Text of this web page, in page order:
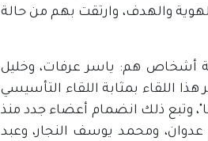
والهدف، وارتقت بهم من حالة
حيث تم عقد لقاء ضم ستة أشخاص هم: ياسر عرفات، وخليل
هذا اللقاء بمثابة اللقاء التأسيسي
وتبع ذلك انضمام أعضاء جدد منذ
عدوان، ومحمد يوسف النجار، وعبد